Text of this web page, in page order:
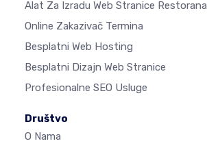
Alat Za Izradu Web Stranice Restorana
Online Zakazivač Termina
Besplatni Web Hosting
Besplatni Dizajn Web Stranice
Profesionalne SEO Usluge
Društvo
O Nama